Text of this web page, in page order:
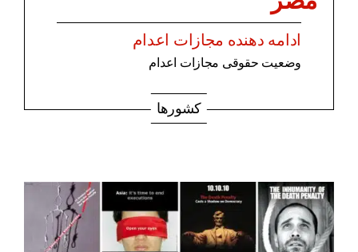
ادامه دهنده مجازات اعدام
وضعیت حقوقی مجازات اعدام
کشورها